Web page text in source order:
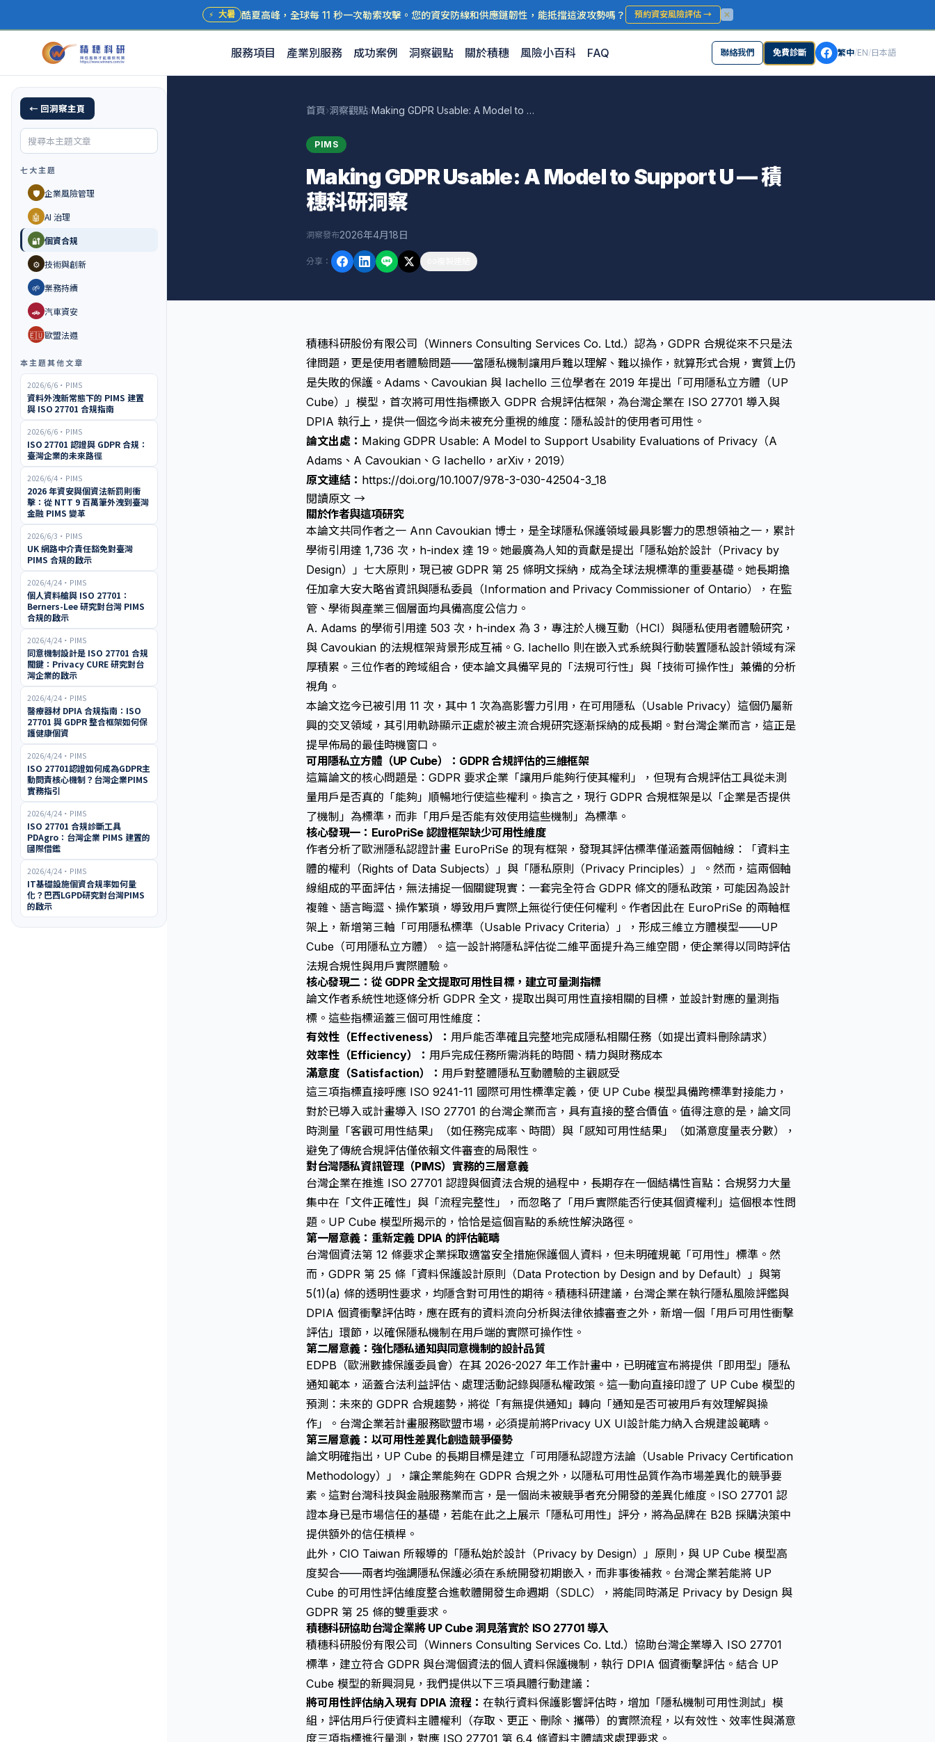
⚡ 大暑 酷夏高峰，全球每 11 秒一次勒索攻擊。您的資安防線和供應鏈韌性，能抵擋這波攻勢嗎？ 預約資安風險評估→
服務項目 產業別服務 成功案例 洞察觀點 關於積穗 風險小百科 FAQ 聯絡我們 免費診斷 繁中/EN/日本語
← 回洞察主頁
七大主題
🛡️ 企業風險管理
🤖 AI 治理
🔐 個資合規
⚙️ 技術與創新
🌱 業務持續
🚗 汽車資安
🇪🇺歐盟法遵
本主題其他文章
2026/6/6 ・ PIMS
資料外洩新常態下的 PIMS 建置
與 ISO 27701 合規指南
2026/6/6 ・ PIMS
ISO 27701 認證與 GDPR 合規：
臺灣企業的未來路徑
2026/6/4 ・ PIMS
2026 年資安與個資法新罰則衝
擊：從 NTT 9 百萬筆外洩到臺灣
金融 PIMS 變革
2026/6/3 ・ PIMS
UK 網路中介責任豁免對臺灣
PIMS 合規的啟示
2026/4/24 ・ PIMS
個人資料艙與 ISO 27701：
Berners-Lee 研究對台灣 PIMS
合規的啟示
2026/4/24 ・ PIMS
同意機制設計是 ISO 27701 合規
關鍵：Privacy CURE 研究對台
灣企業的啟示
2026/4/24 ・ PIMS
醫療器材 DPIA 合規指南：ISO
27701 與 GDPR 整合框架如何保
護健康個資
2026/4/24 ・ PIMS
ISO 27701認證如何成為GDPR主
動問責核心機制？台灣企業PIMS
實務指引
2026/4/24 ・ PIMS
ISO 27701 合規診斷工具
PDAgro：台灣企業 PIMS 建置的
國際借鑑
2026/4/24 ・ PIMS
IT基礎設施個資合規率如何量
化？巴西LGPD研究對台灣PIMS
的啟示
首頁›洞察觀點› Making GDPR Usable: A Model to Support U — 積穗科研洞察
PIMS
Making GDPR Usable: A Model to Support U — 積
穗科研洞察
洞察發布2026年4月18日
分享 ：
積穗科研股份有限公司（Winners Consulting Services Co. Ltd.）認為，GDPR 合規從來不只是法
律問題，更是使用者體驗問題——當隱私機制讓用戶難以理解、難以操作，就算形式合規，實質上仍
是失敗的保護。Adams、Cavoukian 與 Iachello 三位學者在 2019 年提出「可用隱私立方體（UP
Cube）」模型，首次將可用性指標嵌入 GDPR 合規評估框架，為台灣企業在 ISO 27701 導入與
DPIA 執行上，提供一個迄今尚未被充分重視的維度：隱私設計的使用者可用性。
論文出處： Making GDPR Usable: A Model to Support Usability Evaluations of Privacy（A
Adams、A Cavoukian、G Iachello，arXiv，2019）
原文連結： https://doi.org/10.1007/978-3-030-42504-3_18
閱讀原文 →
關於作者與這項研究
本論文共同作者之一 Ann Cavoukian 博士，是全球隱私保護領域最具影響力的思想領袖之一，累計
學術引用達 1,736 次，h-index 達 19。她最廣為人知的貢獻是提出「隱私始於設計（Privacy by
Design）」七大原則，現已被 GDPR 第 25 條明文採納，成為全球法規標準的重要基礎。她長期擔
任加拿大安大略省資訊與隱私委員（Information and Privacy Commissioner of Ontario），在監
管、學術與產業三個層面均具備高度公信力。
A. Adams 的學術引用達 503 次，h-index 為 3，專注於人機互動（HCI）與隱私使用者體驗研究，
與 Cavoukian 的法規框架背景形成互補。G. Iachello 則在嵌入式系統與行動裝置隱私設計領域有深
厚積累。三位作者的跨域組合，使本論文具備罕見的「法規可行性」與「技術可操作性」兼備的分析
視角。
本論文迄今已被引用 11 次，其中 1 次為高影響力引用，在可用隱私（Usable Privacy）這個仍屬新
興的交叉領域，其引用軌跡顯示正處於被主流合規研究逐漸採納的成長期。對台灣企業而言，這正是
提早佈局的最佳時機窗口。
可用隱私立方體（UP Cube）：GDPR 合規評估的三維框架
這篇論文的核心問題是：GDPR 要求企業「讓用戶能夠行使其權利」，但現有合規評估工具從未測
量用戶是否真的「能夠」順暢地行使這些權利。換言之，現行 GDPR 合規框架是以「企業是否提供
了機制」為標準，而非「用戶是否能有效使用這些機制」為標準。
核心發現一：EuroPriSe 認證框架缺少可用性維度
作者分析了歐洲隱私認證計畫 EuroPriSe 的現有框架，發現其評估標準僅涵蓋兩個軸線：「資料主
體的權利（Rights of Data Subjects）」與「隱私原則（Privacy Principles）」。然而，這兩個軸
線組成的平面評估，無法捕捉一個關鍵現實：一套完全符合 GDPR 條文的隱私政策，可能因為設計
複雜、語言晦澀、操作繁瑣，導致用戶實際上無從行使任何權利。作者因此在 EuroPriSe 的兩軸框
架上，新增第三軸「可用隱私標準（Usable Privacy Criteria）」，形成三維立方體模型——UP
Cube（可用隱私立方體）。這一設計將隱私評估從二維平面提升為三維空間，使企業得以同時評估
法規合規性與用戶實際體驗。
核心發現二：從 GDPR 全文提取可用性目標，建立可量測指標
論文作者系統性地逐條分析 GDPR 全文，提取出與可用性直接相關的目標，並設計對應的量測指
標。這些指標涵蓋三個可用性維度：
有效性（Effectiveness）： 用戶能否準確且完整地完成隱私相關任務（如提出資料刪除請求）
效率性（Efficiency）： 用戶完成任務所需消耗的時間、精力與財務成本
滿意度（Satisfaction）： 用戶對整體隱私互動體驗的主觀感受
這三項指標直接呼應 ISO 9241-11 國際可用性標準定義，使 UP Cube 模型具備跨標準對接能力，
對於已導入或計畫導入 ISO 27701 的台灣企業而言，具有直接的整合價值。值得注意的是，論文同
時測量「客觀可用性結果」（如任務完成率、時間）與「感知可用性結果」（如滿意度量表分數），
避免了傳統合規評估僅依賴文件審查的局限性。
對台灣隱私資訊管理（PIMS）實務的三層意義
台灣企業在推進 ISO 27701 認證與個資法合規的過程中，長期存在一個結構性盲點：合規努力大量
集中在「文件正確性」與「流程完整性」，而忽略了「用戶實際能否行使其個資權利」這個根本性問
題。UP Cube 模型所揭示的，恰恰是這個盲點的系統性解決路徑。
第一層意義：重新定義 DPIA 的評估範疇
台灣個資法第 12 條要求企業採取適當安全措施保護個人資料，但未明確規範「可用性」標準。然
而，GDPR 第 25 條「資料保護設計原則（Data Protection by Design and by Default）」與第
5(1)(a) 條的透明性要求，均隱含對可用性的期待。積穗科研建議，台灣企業在執行隱私風險評鑑與
DPIA 個資衝擊評估時，應在既有的資料流向分析與法律依據審查之外，新增一個「用戶可用性衝擊
評估」環節，以確保隱私機制在用戶端的實際可操作性。
第二層意義：強化隱私通知與同意機制的設計品質
EDPB（歐洲數據保護委員會）在其 2026-2027 年工作計畫中，已明確宣布將提供「即用型」隱私
通知範本，涵蓋合法利益評估、處理活動記錄與隱私權政策。這一動向直接印證了 UP Cube 模型的
預測：未來的 GDPR 合規趨勢，將從「有無提供通知」轉向「通知是否可被用戶有效理解與操
作」。台灣企業若計畫服務歐盟市場，必須提前將Privacy UX UI設計能力納入合規建設範疇。
第三層意義：以可用性差異化創造競爭優勢
論文明確指出，UP Cube 的長期目標是建立「可用隱私認證方法論（Usable Privacy Certification
Methodology）」，讓企業能夠在 GDPR 合規之外，以隱私可用性品質作為市場差異化的競爭要
素。這對台灣科技與金融服務業而言，是一個尚未被競爭者充分開發的差異化維度。ISO 27701 認
證本身已是市場信任的基礎，若能在此之上展示「隱私可用性」評分，將為品牌在 B2B 採購決策中
提供額外的信任槓桿。
此外，CIO Taiwan 所報導的「隱私始於設計（Privacy by Design） 」原則，與 UP Cube 模型高
度契合——兩者均強調隱私保護必須在系統開發初期嵌入，而非事後補救。台灣企業若能將 UP
Cube 的可用性評估維度整合進軟體開發生命週期（SDLC），將能同時滿足 Privacy by Design 與
GDPR 第 25 條的雙重要求。
積穗科研協助台灣企業將 UP Cube 洞見落實於 ISO 27701 導入
積穗科研股份有限公司（Winners Consulting Services Co. Ltd.）協助台灣企業導入 ISO 27701
標準，建立符合 GDPR 與台灣個資法的個人資料保護機制，執行 DPIA 個資衝擊評估。結合 UP
Cube 模型的新興洞見，我們提供以下三項具體行動建議：
將可用性評估納入現有 DPIA 流程： 在執行資料保護影響評估時，增加「隱私機制可用性測試」模
組，評估用戶行使資料主體權利（存取、更正、刪除、攜帶）的實際流程，以有效性、效率性與滿意
度三項指標進行量測，對應 ISO 27701 第 6.4 條資料主體請求處理要求。